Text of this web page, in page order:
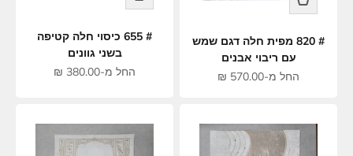
# 820 מפית חלה דגם שמש
עם ריבוי אבנים
מחיר מבצע
החל מ-570.00 ₪
# 655 כיסוי חלה קטיפה
בשני גוונים
מחיר מבצע
החל מ-380.00 ₪